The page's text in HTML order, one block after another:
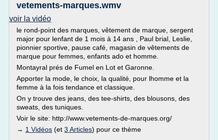
vetements-marques.wmv
voir la vidéo
le rond-point des marques, vêtement de marque, sergent
major pour lenfant de 1 mois à 14 ans , Paul brial, Leslie,
pionnier sportive, pause café, magasin de vêtements de
marque pour femmes, enfants ado et homme.
Montayral prés de Fumel en Lot et Garonne.
Apporter la mode, le choix, la qualité, pour lhomme et la
femme à la fois tendance et classique.
On y trouve des jeans, des tee-shirts, des blousons, des
sweats, des tuniques.
Voir le site: http://www.vetements-de-marques.org/
→ 1 Vidéos (et 3 Articles) pour ce thème